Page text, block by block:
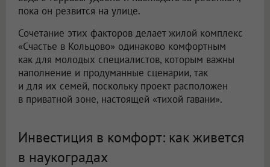
пока он резвится на улице.
Сочетание этих факторов делает жилой комплекс
«Счастье в Кольцово» одинаково комфортным
как для молодых специалистов, которым важны
наполнение и продуманные сценарии, так
и для их семей, поскольку проект расположен
в приватной зоне, настоящей «тихой гавани».
Инвестиция в комфорт: как живется
в наукоградах